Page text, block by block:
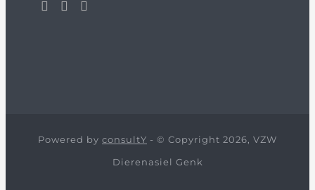
Powered by consultY - © Copyright 2026, VZW
Dierenasiel Genk